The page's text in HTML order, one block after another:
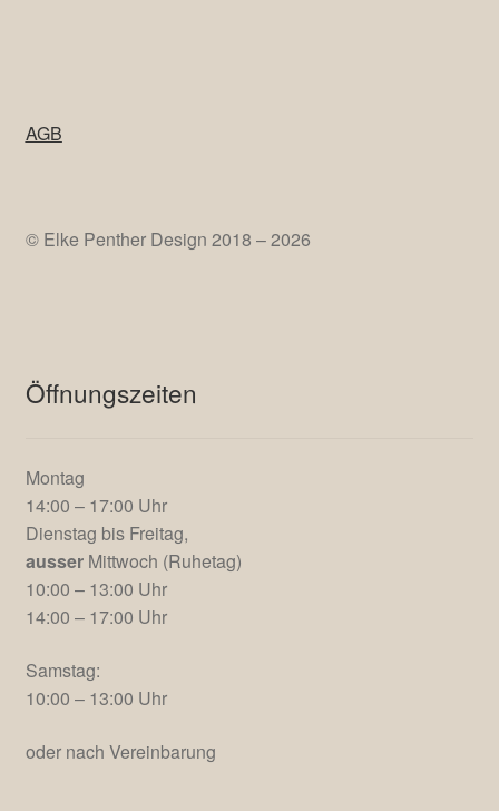
AGB
© Elke Penther Design 2018 – 2026
Öffnungszeiten
Montag
14:00 – 17:00 Uhr
Dienstag bis Freitag,
ausserMittwoch (Ruhetag)
10:00 – 13:00 Uhr
14:00 – 17:00 Uhr
Samstag:
10:00 – 13:00 Uhr
oder nach Vereinbarung